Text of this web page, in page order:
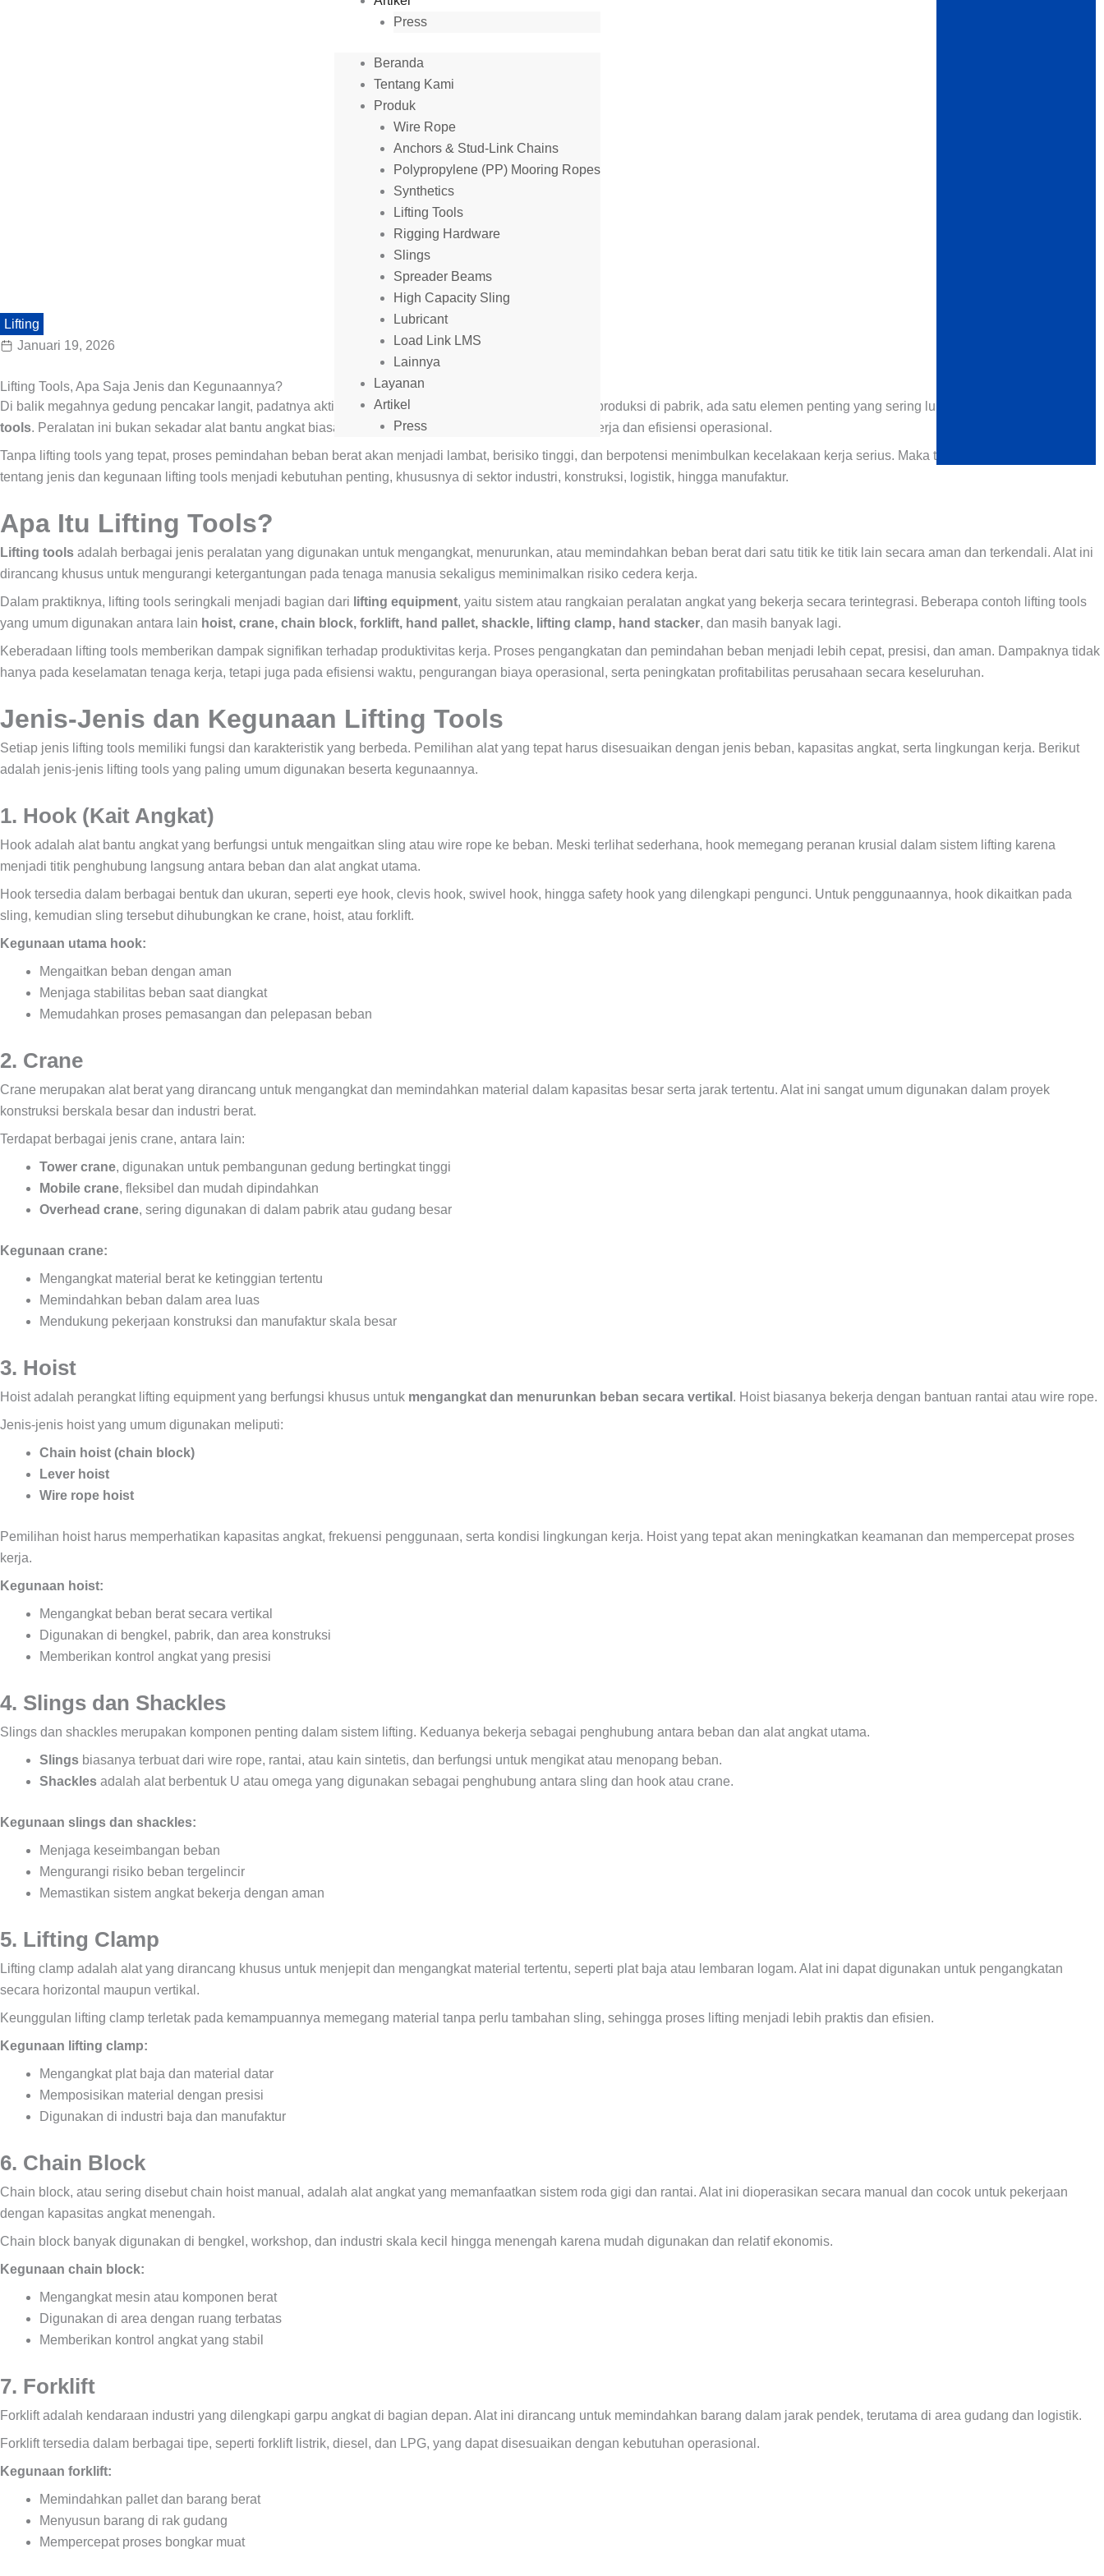
Press
Beranda
Tentang Kami
Produk
Wire Rope
Anchors & Stud-Link Chains
Polypropylene (PP) Mooring Ropes
Synthetics
Lifting Tools
Rigging Hardware
Slings
Spreader Beams
High Capacity Sling
Lubricant
Load Link LMS
Lainnya
Layanan
Artikel
Press
Lifting
Januari 19, 2026
Lifting Tools, Apa Saja Jenis dan Kegunaannya?
Di balik megahnya gedung pencakar langit, padatnya aktivitas pergudangan, hingga lancarnya proses produksi di pabrik, ada satu elemen penting yang sering luput dari perhatian:
tools. Peralatan ini bukan sekadar alat bantu angkat biasa, melainkan penopang utama keselamatan kerja dan efisiensi operasional.
Tanpa lifting tools yang tepat, proses pemindahan beban berat akan menjadi lambat, berisiko tinggi, dan berpotensi menimbulkan kecelakaan kerja serius. Maka tak heran, pemahaman
tentang jenis dan kegunaan lifting tools menjadi kebutuhan penting, khususnya di sektor industri, konstruksi, logistik, hingga manufaktur.
Apa Itu Lifting Tools?
Lifting tools adalah berbagai jenis peralatan yang digunakan untuk mengangkat, menurunkan, atau memindahkan beban berat dari satu titik ke titik lain secara aman dan terkendali. Alat ini
dirancang khusus untuk mengurangi ketergantungan pada tenaga manusia sekaligus meminimalkan risiko cedera kerja.
Dalam praktiknya, lifting tools seringkali menjadi bagian dari lifting equipment, yaitu sistem atau rangkaian peralatan angkat yang bekerja secara terintegrasi. Beberapa contoh lifting tools
yang umum digunakan antara lain hoist, crane, chain block, forklift, hand pallet, shackle, lifting clamp, hand stacker, dan masih banyak lagi.
Keberadaan lifting tools memberikan dampak signifikan terhadap produktivitas kerja. Proses pengangkatan dan pemindahan beban menjadi lebih cepat, presisi, dan aman. Dampaknya tidak
hanya pada keselamatan tenaga kerja, tetapi juga pada efisiensi waktu, pengurangan biaya operasional, serta peningkatan profitabilitas perusahaan secara keseluruhan.
Jenis-Jenis dan Kegunaan Lifting Tools
Setiap jenis lifting tools memiliki fungsi dan karakteristik yang berbeda. Pemilihan alat yang tepat harus disesuaikan dengan jenis beban, kapasitas angkat, serta lingkungan kerja. Berikut
adalah jenis-jenis lifting tools yang paling umum digunakan beserta kegunaannya.
1. Hook (Kait Angkat)
Hook adalah alat bantu angkat yang berfungsi untuk mengaitkan sling atau wire rope ke beban. Meski terlihat sederhana, hook memegang peranan krusial dalam sistem lifting karena
menjadi titik penghubung langsung antara beban dan alat angkat utama.
Hook tersedia dalam berbagai bentuk dan ukuran, seperti eye hook, clevis hook, swivel hook, hingga safety hook yang dilengkapi pengunci. Untuk penggunaannya, hook dikaitkan pada
sling, kemudian sling tersebut dihubungkan ke crane, hoist, atau forklift.
Kegunaan utama hook:
Mengaitkan beban dengan aman
Menjaga stabilitas beban saat diangkat
Memudahkan proses pemasangan dan pelepasan beban
2. Crane
Crane merupakan alat berat yang dirancang untuk mengangkat dan memindahkan material dalam kapasitas besar serta jarak tertentu. Alat ini sangat umum digunakan dalam proyek
konstruksi berskala besar dan industri berat.
Terdapat berbagai jenis crane, antara lain:
Tower crane, digunakan untuk pembangunan gedung bertingkat tinggi
Mobile crane, fleksibel dan mudah dipindahkan
Overhead crane, sering digunakan di dalam pabrik atau gudang besar
Kegunaan crane:
Mengangkat material berat ke ketinggian tertentu
Memindahkan beban dalam area luas
Mendukung pekerjaan konstruksi dan manufaktur skala besar
3. Hoist
Hoist adalah perangkat lifting equipment yang berfungsi khusus untuk mengangkat dan menurunkan beban secara vertikal . Hoist biasanya bekerja dengan bantuan rantai atau wire rope.
Jenis-jenis hoist yang umum digunakan meliputi:
Chain hoist (chain block)
Lever hoist
Wire rope hoist
Pemilihan hoist harus memperhatikan kapasitas angkat, frekuensi penggunaan, serta kondisi lingkungan kerja. Hoist yang tepat akan meningkatkan keamanan dan mempercepat proses
kerja.
Kegunaan hoist:
Mengangkat beban berat secara vertikal
Digunakan di bengkel, pabrik, dan area konstruksi
Memberikan kontrol angkat yang presisi
4. Slings dan Shackles
Slings dan shackles merupakan komponen penting dalam sistem lifting. Keduanya bekerja sebagai penghubung antara beban dan alat angkat utama.
Slings biasanya terbuat dari wire rope, rantai, atau kain sintetis, dan berfungsi untuk mengikat atau menopang beban.
Shackles adalah alat berbentuk U atau omega yang digunakan sebagai penghubung antara sling dan hook atau crane.
Kegunaan slings dan shackles:
Menjaga keseimbangan beban
Mengurangi risiko beban tergelincir
Memastikan sistem angkat bekerja dengan aman
5. Lifting Clamp
Lifting clamp adalah alat yang dirancang khusus untuk menjepit dan mengangkat material tertentu, seperti plat baja atau lembaran logam. Alat ini dapat digunakan untuk pengangkatan
secara horizontal maupun vertikal.
Keunggulan lifting clamp terletak pada kemampuannya memegang material tanpa perlu tambahan sling, sehingga proses lifting menjadi lebih praktis dan efisien.
Kegunaan lifting clamp:
Mengangkat plat baja dan material datar
Memposisikan material dengan presisi
Digunakan di industri baja dan manufaktur
6. Chain Block
Chain block, atau sering disebut chain hoist manual, adalah alat angkat yang memanfaatkan sistem roda gigi dan rantai. Alat ini dioperasikan secara manual dan cocok untuk pekerjaan
dengan kapasitas angkat menengah.
Chain block banyak digunakan di bengkel, workshop, dan industri skala kecil hingga menengah karena mudah digunakan dan relatif ekonomis.
Kegunaan chain block:
Mengangkat mesin atau komponen berat
Digunakan di area dengan ruang terbatas
Memberikan kontrol angkat yang stabil
7. Forklift
Forklift adalah kendaraan industri yang dilengkapi garpu angkat di bagian depan. Alat ini dirancang untuk memindahkan barang dalam jarak pendek, terutama di area gudang dan logistik.
Forklift tersedia dalam berbagai tipe, seperti forklift listrik, diesel, dan LPG, yang dapat disesuaikan dengan kebutuhan operasional.
Kegunaan forklift:
Memindahkan pallet dan barang berat
Menyusun barang di rak gudang
Mempercepat proses bongkar muat